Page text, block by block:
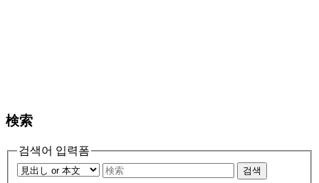
検索
검색어 입력폼
검색